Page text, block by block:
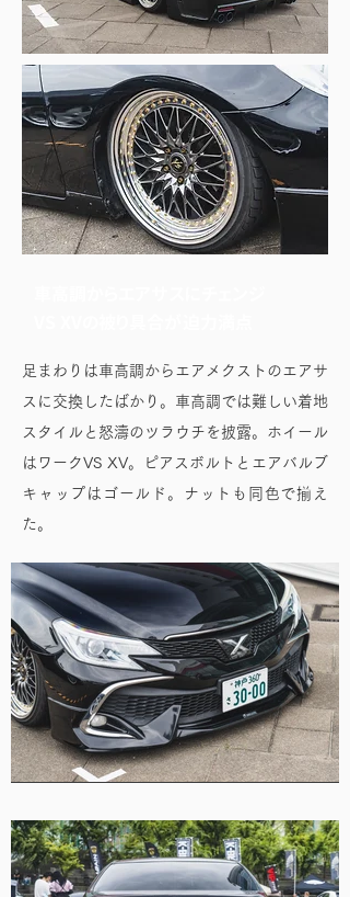
足まわりは車高調からエアメクストのエアサ
スに交換したばかり。車高調では難しい着地
スタイルと怒濤のツラウチを披露。ホイール
はワークVS XV。ピアスボルトとエアバルブ
キャップはゴールド。ナットも同色で揃え
た。